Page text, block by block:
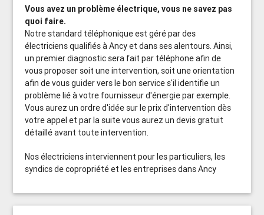
Vous avez un problème électrique, vous ne savez pas
quoi faire.
Notre standard téléphonique est géré par des
électriciens qualifiés à Ancy et dans ses alentours. Ainsi,
un premier diagnostic sera fait par téléphone afin de
vous proposer soit une intervention, soit une orientation
afin de vous guider vers le bon service s'il identifie un
problème lié à votre fournisseur d'énergie par exemple.
Vous aurez un ordre d'idée sur le prix d'intervention dès
votre appel et par la suite vous aurez un devis gratuit
détaillé avant toute intervention.
Nos électriciens interviennent pour les particuliers, les
syndics de copropriété et les entreprises dans Ancy